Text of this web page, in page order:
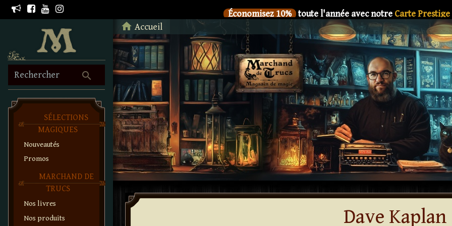
Économisez 10% toute l'année avec notre Carte Prestige
Le nouveau livre deDani DaOrtiz en précommande
Économisez 10%
toute l'année avec notreCarte Prestige
SIX Le nouveau livre deDani DaOrtiz en précommande
Économisez 10% toute l'année avec notreCarte Prestige
SIX Le nouveau livre deDani DaOrtiz en précommande
Économisez 10%
toute l'année avec notre Carte Prestige
SIX Le nouveau livre deDani DaOrtiz en précommande
Économisez 10% toute l'année avec notreCarte Prestige
SIX Le nouveau livre deDani DaOrtiz en précommande
search
Rechercher
SÉLECTIONS
MAGIQUES
Nouveautés
Promos
MARCHAND DE
TRUCS
Nos livres
Nos produits
home Accueil
Retour à l'accueil
Dave Kaplan